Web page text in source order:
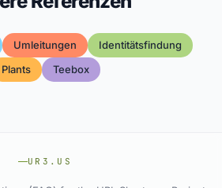
Umleitungen
Identitätsfindung
Plants
Teebox
UR3.US